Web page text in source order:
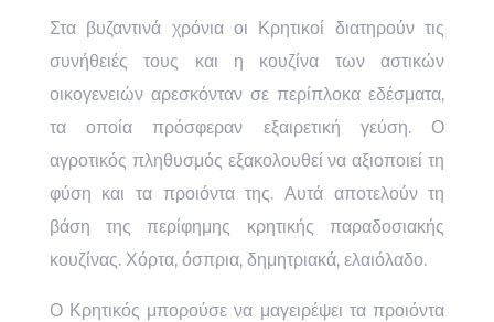
Στα βυζαντινά χρόνια οι Κρητικοί διατηρούν τις
συνήθειές τους και η κουζίνα των αστικών
οικογενειών αρεσκόνταν σε περίπλοκα εδέσματα,
τα οποία πρόσφεραν εξαιρετική γεύση. Ο
αγροτικός πληθυσμός εξακολουθεί να αξιοποιεί τη
φύση και τα προιόντα της. Αυτά αποτελούν τη
βάση της περίφημης κρητικής παραδοσιακής
κουζίνας. Χόρτα, όσπρια, δημητριακά, ελαιόλαδο.
Ο Κρητικός μπορούσε να μαγειρέψει τα προιόντα